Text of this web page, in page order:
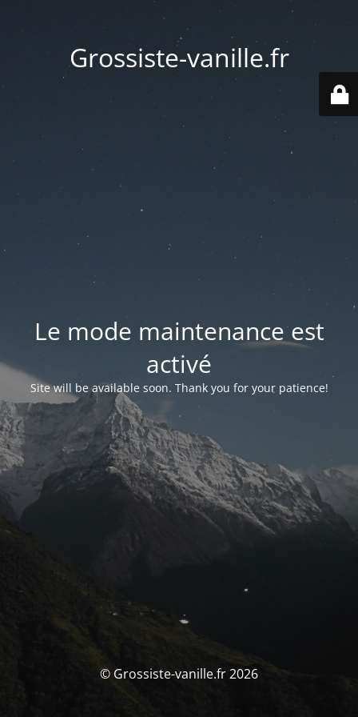
Grossiste-vanille.fr
Le mode maintenance est
activé
Site will be available soon. Thank you for your patience!
© Grossiste-vanille.fr 2026